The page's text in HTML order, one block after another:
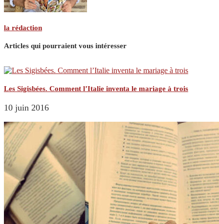
la rédaction
Articles qui pourraient vous intéresser
Les Sigisbées. Comment l’Italie inventa le mariage à trois
10 juin 2016